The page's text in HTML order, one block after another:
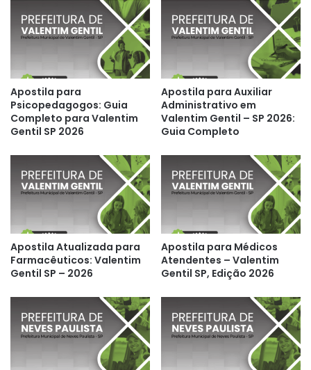
Apostila para
Psicopedagogos: Guia
Completo para Valentim
Gentil SP 2026
Apostila para Auxiliar
Administrativo em
Valentim Gentil – SP 2026:
Guia Completo
Apostila Atualizada para
Farmacêuticos: Valentim
Gentil SP – 2026
Apostila para Médicos
Atendentes – Valentim
Gentil SP, Edição 2026